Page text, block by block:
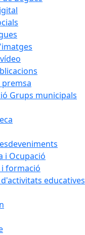
premsa
Grups municipals
i Ocupació
i formació
educatives